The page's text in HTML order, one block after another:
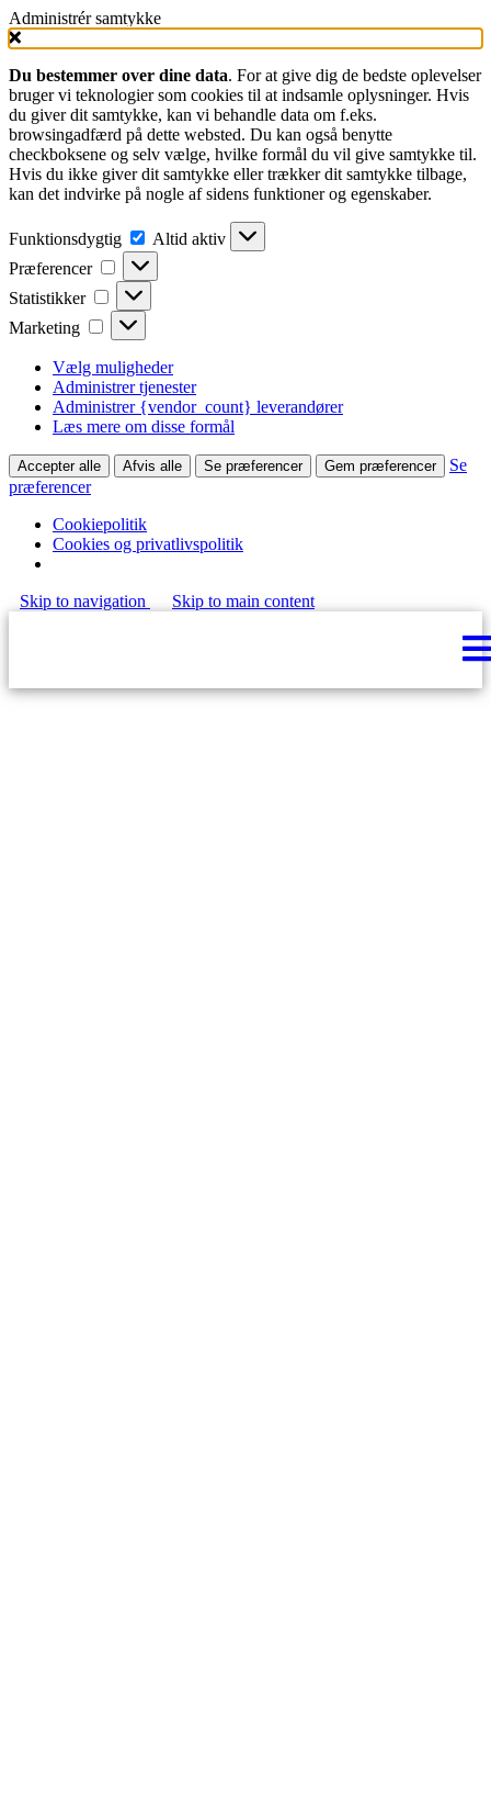
Administrér samtykke
Du bestemmer over dine data. For at give dig de bedste oplevelser
bruger vi teknologier som cookies til at indsamle oplysninger. Hvis
du giver dit samtykke, kan vi behandle data om f.eks.
browsingadfærd på dette websted. Du kan også benytte
checkboksene og selv vælge, hvilke formål du vil give samtykke til.
Hvis du ikke giver dit samtykke eller trækker dit samtykke tilbage,
kan det indvirke på nogle af sidens funktioner og egenskaber.
Funktionsdygtig Funktionsdygtig
Altid aktiv
Præferencer
Præferencer
Statistikker Statistikker
Marketing Marketing
Vælg muligheder
Administrer tjenester
Administrer {vendor_count} leverandører
Læs mere om disse formål
Accepter alle Afvis alle Se præferencer Gem præferencer
Se
præferencer
Cookiepolitik
Cookies og privatlivspolitik
Skip to navigation Skip to main content